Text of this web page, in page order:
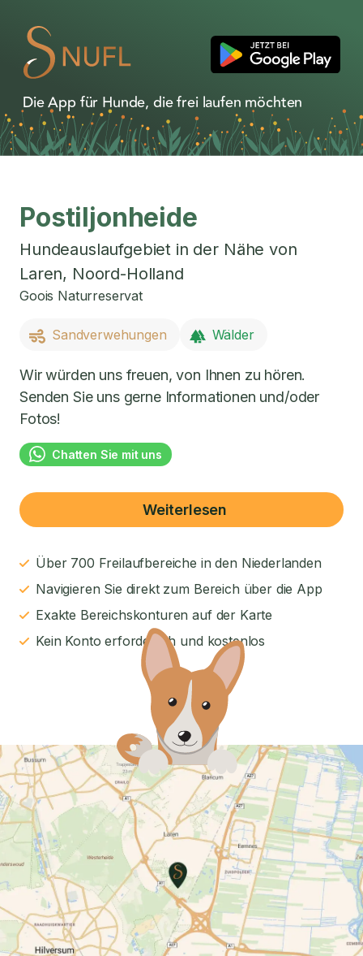
Die App für Hunde, die frei laufen möchten
Postiljonheide
Hundeauslaufgebiet in der Nähe von
Laren, Noord-Holland
Goois Naturreservat
Sandverwehungen Wälder
Wir würden uns freuen, von Ihnen zu hören.
Senden Sie uns gerne Informationen und/oder
Fotos!
Chatten Sie mit uns
Weiterlesen
Über 700 Freilaufbereiche in den Niederlanden
Navigieren Sie direkt zum Bereich über die App
Exakte Bereichskonturen auf der Karte
Kein Konto erforderlich und kostenlos